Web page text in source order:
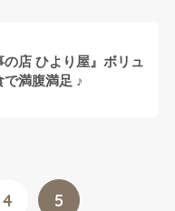
店 ひより屋』ボリュ
満腹満足 ♪
4 5